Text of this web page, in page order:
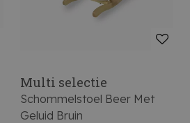
Multi selectie
Schommelstoel Beer Met
Geluid Bruin